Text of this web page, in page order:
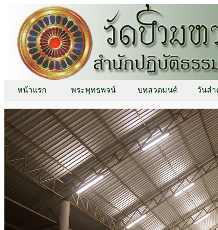
หน้าแรก พระพุทธพจน์ บทสวดมนต์ วันส